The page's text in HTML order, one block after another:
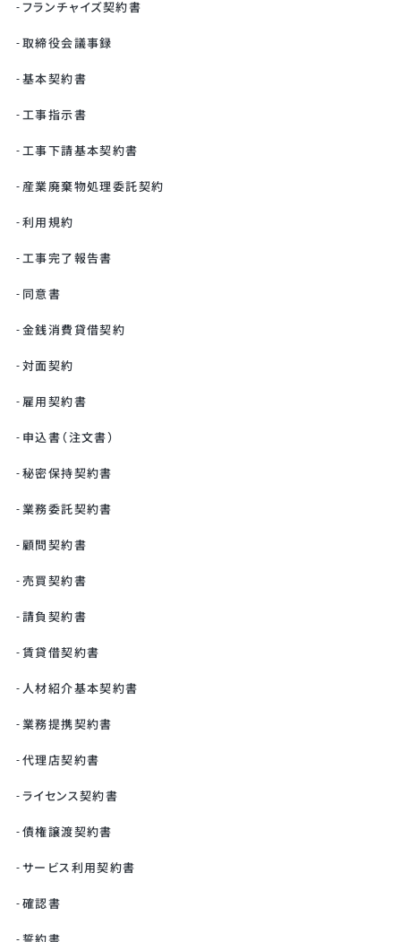
フランチャイズ契約書
取締役会議事録
基本契約書
工事指示書
工事下請基本契約書
産業廃棄物処理委託契約
利用規約
工事完了報告書
同意書
金銭消費貸借契約
対面契約
雇用契約書
申込書（注文書）
秘密保持契約書
業務委託契約書
顧問契約書
売買契約書
請負契約書
賃貸借契約書
人材紹介基本契約書
業務提携契約書
代理店契約書
ライセンス契約書
債権譲渡契約書
サービス利用契約書
確認書